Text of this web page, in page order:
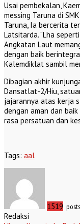
Usai pembekalan,
messing Taruna di
Taruna, Ia bercerita
Latsitarda. “Lha
Angkatan Laut
dengan baik
Kalemdiklat sambil
Dibagian akhir
Dansatlat-2/Hiu,
jajarannya atas kerja
dengan aman dan
rasa persatuan dan
Tags: aal
1519 posts
Redaksi